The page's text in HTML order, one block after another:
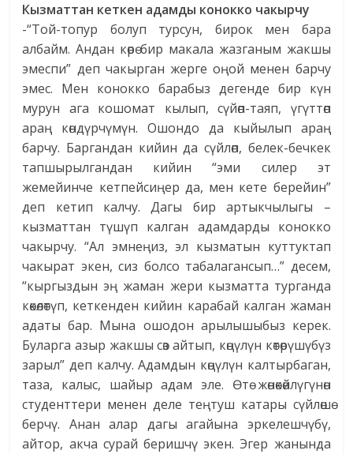
Кызматтан кеткен адамды конокко чакырчу
-“Той-топур болуп турсун, бирок мен бара
албайм. Андан көрө бир макала жазганым жакшы
эмеспи” деп чакырган жерге оңой менен барчу
эмес. Мен конокко барабыз дегенде бир күн
мурун ага кошомат кылып, сүйөп-таяп, үгүттөп
араң көндүрчүмүн. Ошондо да кыйылып араң
барчу. Баргандан кийин да сүйлөп, белек-бечкек
тапшырылгандан кийин “эми силер эт
жемейинче кетпейсиңер да, мен кете берейин”
деп кетип калчу. Дагы бир артыкчылыгы –
кызматтан түшүп калган адамдарды конокко
чакырчу. “Ал эмнеңиз, эл кызматын куттуктап
чакырат экен, сиз болсо табалагансып…” десем,
“кыргыздын эң жаман жери кызматта турганда
көкөлөтүп, кеткенден кийин карабай калган жаман
адаты бар. Мына ошодон арылышыбыз керек.
Буларга азыр жакшы сөз айтып, көңүлүн көтөрүшүбүз
зарыл” деп калчу. Адамдын көңүлүн калтырбаган,
таза, калыс, шайыр адам эле. Өтө жөнөкөйлүгүнөн
студенттери менен деле теңтуш катары сүйлөшө
берчү. Анан алар дагы агайына эркелешчүбү,
айтор, акча сурай беришчү экен. Эгер жанында